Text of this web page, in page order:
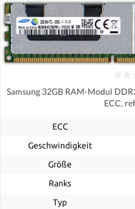
Samsung 32GB RAM-Modul
ECC,
ECC
Geschwindigkeit
Größe
Ranks
Typ